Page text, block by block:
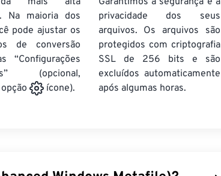
Na maioria dos
pode ajustar os
de conversão
“Configurações
(opcional,
opção
ícone).
privacidade dos seus
arquivos. Os arquivos são
protegidos com criptografia
SSL de 256 bits e são
excluídos automaticamente
após algumas horas.